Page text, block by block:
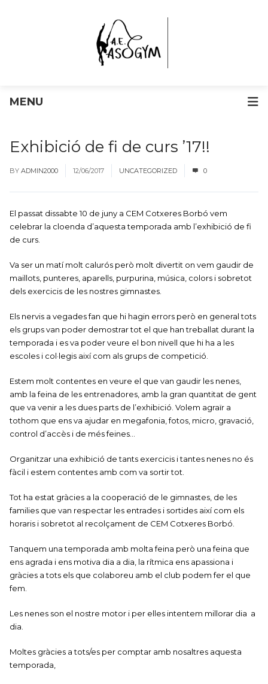
MENU
Exhibició de fi de curs ’17!!
BY ADMIN2000 12/06/2017 UNCATEGORIZED 0
El passat dissabte 10 de juny a CEM Cotxeres Borbó vem
celebrar la cloenda d’aquesta temporada amb l’exhibició de fi
de curs.
Va ser un matí molt calurós però molt divertit on vem gaudir de
maillots, punteres, aparells, purpurina, música, colors i sobretot
dels exercicis de les nostres gimnastes.
Els nervis a vegades fan que hi hagin errors però en general tots
els grups van poder demostrar tot el que han treballat durant la
temporada i es va poder veure el bon nivell que hi ha a les
escoles i col·legis així com als grups de competició.
Estem molt contentes en veure el que van gaudir les nenes,
amb la feina de les entrenadores, amb la gran quantitat de gent
que va venir a les dues parts de l’exhibició. Volem agraïr a
tothom que ens va ajudar en megafonia, fotos, micro, gravació,
control d’accès i de més feines…
Organitzar una exhibició de tants exercicis i tantes nenes no és
fàcil i estem contentes amb com va sortir tot.
Tot ha estat gràcies a la cooperació de le gimnastes, de les
families que van respectar les entrades i sortides així com els
horaris i sobretot al recolçament de CEM Cotxeres Borbó.
Tanquem una temporada amb molta feina però una feina que
ens agrada i ens motiva dia a dia, la rítmica ens apassiona i
gràcies a tots els que colaboreu amb el club podem fer el que
fem.
Les nenes son el nostre motor i per elles intentem millorar dia a
dia.
Moltes gràcies a tots/es per comptar amb nosaltres aquesta
temporada,